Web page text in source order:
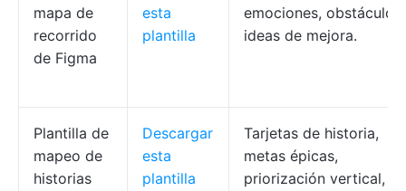
mapa de
recorrido
de Figma
esta
plantilla
emociones, obstáculos,
ideas de mejora.
Plantilla de
mapeo de
historias
Descargar
esta
plantilla
Tarjetas de historia,
metas épicas,
priorización vertical,